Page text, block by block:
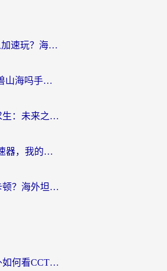
Sky光·遇在国外怎么加速玩？海外党亲测有效的国服游戏加速指南
在欧洲能玩天下-异兽山海吗手游？海外玩家的加速器生存指南
在欧洲怎么打绝地求生：未来之役不卡？留学生亲测的加速器避坑指南
人在美国玩BanG加速器，我的延迟终于绿了
海外玩坦克世界总卡顿？海外坦克世界加速器有哪些？实测好用的选择在这里
海外党亲测：在海外如何看CCTV？告别“仅限大陆播放”的实用指南